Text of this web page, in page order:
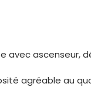
avec ascenseur,
agréable au